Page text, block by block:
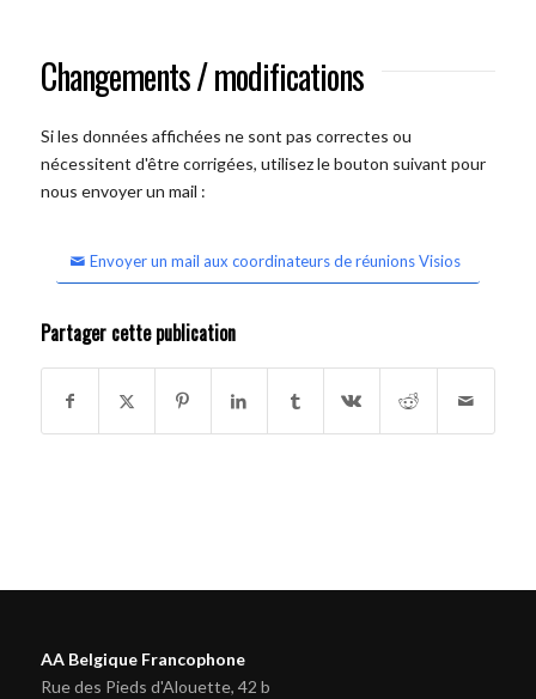
Changements / modifications
Si les données affichées ne sont pas correctes ou
nécessitent d'être corrigées, utilisez le bouton suivant pour
nous envoyer un mail :
Envoyer un mail aux coordinateurs de réunions Visios
Partager cette publication
AA Belgique Francophone
Rue des Pieds d'Alouette, 42 b